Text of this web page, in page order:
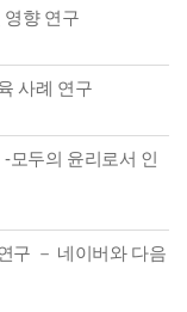
영향 연구
사례 연구
모두의 윤리로서 인
구 － 네이버와 다음